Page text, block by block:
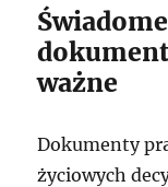
ważne
Dokumenty
życiowych